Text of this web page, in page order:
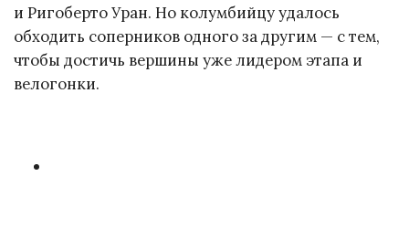
и Ригоберто Уран. Но колумбийцу удалось
обходить соперников одного за другим — с тем,
чтобы достичь вершины уже лидером этапа и
велогонки.